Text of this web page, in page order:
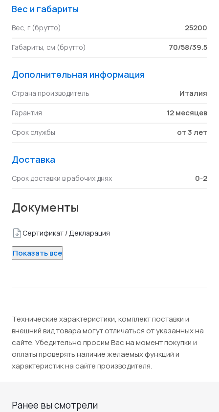
Вес и габариты
Вес, г (брутто) 25200
Габариты, см (брутто) 70/58/39.5
Дополнительная информация
Страна производитель Италия
Гарантия 12 месяцев
Срок службы от 3 лет
Доставка
Срок доставки в рабочих днях 0-2
Документы
Сертификат / Декларация
Показать все
Технические характеристики, комплект поставки и
внешний вид товара могут отличаться от указанных на
сайте. Убедительно просим Вас на момент покупки и
оплаты проверять наличие желаемых функций и
характеристик на сайте производителя.
Ранее вы смотрели